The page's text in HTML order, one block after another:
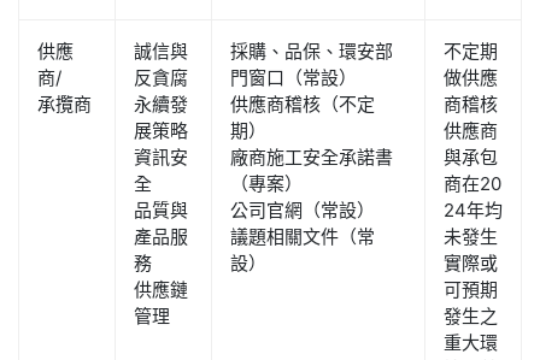
供應
商/
承攬商
誠信與
反貪腐
永續發
展策略
資訊安
全
品質與
產品服
務
供應鏈
管理
採購、品保、環安部
門窗口（常設）
供應商稽核（不定
期）
廠商施工安全承諾書
（專案）
公司官網（常設）
議題相關文件（常
設）
不定期
做供應
商稽核
供應商
與承包
商在20
24年均
未發生
實際或
可預期
發生之
重大環